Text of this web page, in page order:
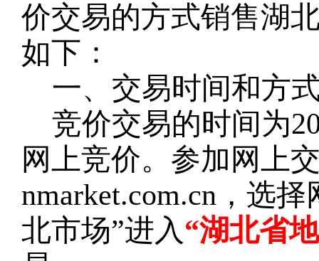
价交易的方式销售湖
如下：
一、交易时间和方
竞价交易的时间为
网上竞价。参加网上
nmarket.com.cn，选
北市场”进入“湖北省